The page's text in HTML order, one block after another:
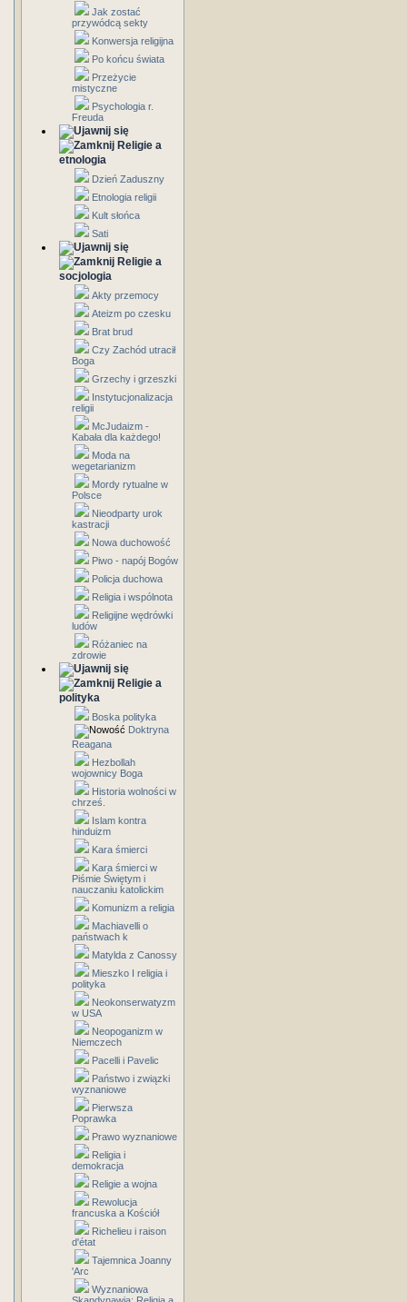
Jak zostać
przywódcą sekty
Konwersja religijna
Po końcu świata
Przeżycie
mistyczne
Psychologia r.
Freuda
Religie a
etnologia
Dzień Zaduszny
Etnologia religii
Kult słońca
Sati
Religie a
socjologia
Akty przemocy
Ateizm po czesku
Brat brud
Czy Zachód utracił
Boga
Grzechy i grzeszki
Instytucjonalizacja
religii
McJudaizm -
Kabała dla każdego!
Moda na
wegetarianizm
Mordy rytualne w
Polsce
Nieodparty urok
kastracji
Nowa duchowość
Piwo - napój Bogów
Policja duchowa
Religia i wspólnota
Religijne wędrówki
ludów
Różaniec na
zdrowie
Religie a
polityka
Boska polityka
Doktryna
Reagana
Hezbollah
wojownicy Boga
Historia wolności w
chrześ.
Islam kontra
hinduizm
Kara śmierci
Kara śmierci w
Piśmie Świętym i
nauczaniu katolickim
Komunizm a religia
Machiavelli o
państwach k
Matylda z Canossy
Mieszko I religia i
polityka
Neokonserwatyzm
w USA
Neopoganizm w
Niemczech
Pacelli i Pavelic
Państwo i związki
wyznaniowe
Pierwsza
Poprawka
Prawo wyznaniowe
Religia i
demokracja
Religie a wojna
Rewolucja
francuska a Kościół
Richelieu i raison
d'état
Tajemnica Joanny
'Arc
Wyznaniowa